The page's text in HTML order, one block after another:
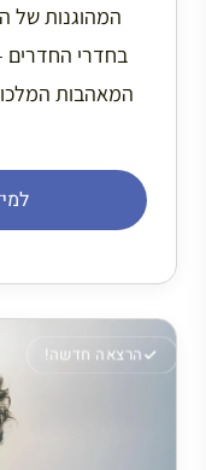
המהוגנות של
בחדרי החדרים
המאהבות
הרצאה חדשה!